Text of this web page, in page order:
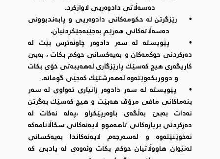
دەسەڵاتی دادوەریی لاوازکرد.
• رێزگرتن لە حکومەکانی دادوەریی و پابەندبوونی
دەسەڵاتەکانی هەرێم بەجێبەجێکردنیان.
• پێویستە لە سەر دادوەر چاونەترس بێت لە
دەرکردنی حوکمەکان و بەیەکسانی حوکم بکات ، بەبێ
کاریگەری هیچ کەسێك پارێزگاری لەهەیبەتی خۆی بکات
و دووربکەوێتەوە لەهەرشتێك کەجێی گومانە.
• پێویستە لە سەر دادوەر زانیاری تەواوی لە سەر
بنەماکانی مافی مرۆڤ هەبێت و هیچ کەسێك بەگرتن
نەدات بەبێ بەڵگەی باوەرپێکراو ،پەلە نەکات لە
دەرکردنی بریارەکانی تاهەموو لایەنەکانی سکاڵانامەکە
نەخوێنێتەوە و لەسەرجەم لایەنەکاندا بەیەکسانی
لەنێوان هاووڵاتیان حوکم بکات وئەوەی لە یادبێ کە